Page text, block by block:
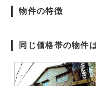
物件の特徴
同じ価格帯の物件